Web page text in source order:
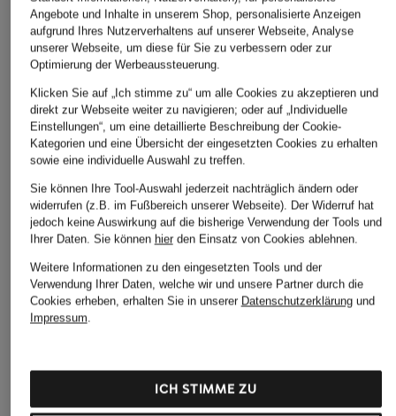
Angebote und Inhalte in unserem Shop, personalisierte Anzeigen
aufgrund Ihres Nutzerverhaltens auf unserer Webseite, Analyse
unserer Webseite, um diese für Sie zu verbessern oder zur
Optimierung der Werbeaussteuerung.
Klicken Sie auf „Ich stimme zu“ um alle Cookies zu akzeptieren und
direkt zur Webseite weiter zu navigieren; oder auf „Individuelle
Einstellungen“, um eine detaillierte Beschreibung der Cookie-
Kategorien und eine Übersicht der eingesetzten Cookies zu erhalten
sowie eine individuelle Auswahl zu treffen.
Sie können Ihre Tool-Auswahl jederzeit nachträglich ändern oder
widerrufen (z.B. im Fußbereich unserer Webseite). Der Widerruf hat
jedoch keine Auswirkung auf die bisherige Verwendung der Tools und
Ihrer Daten. Sie können hierden Einsatz von Cookies ablehnen.
Weitere Informationen zu den eingesetzten Tools und der
Verwendung Ihrer Daten, welche wir und unsere Partner durch die
Cookies erheben, erhalten Sie in unserer Datenschutzerklärungund
Impressum.
ICH STIMME ZU